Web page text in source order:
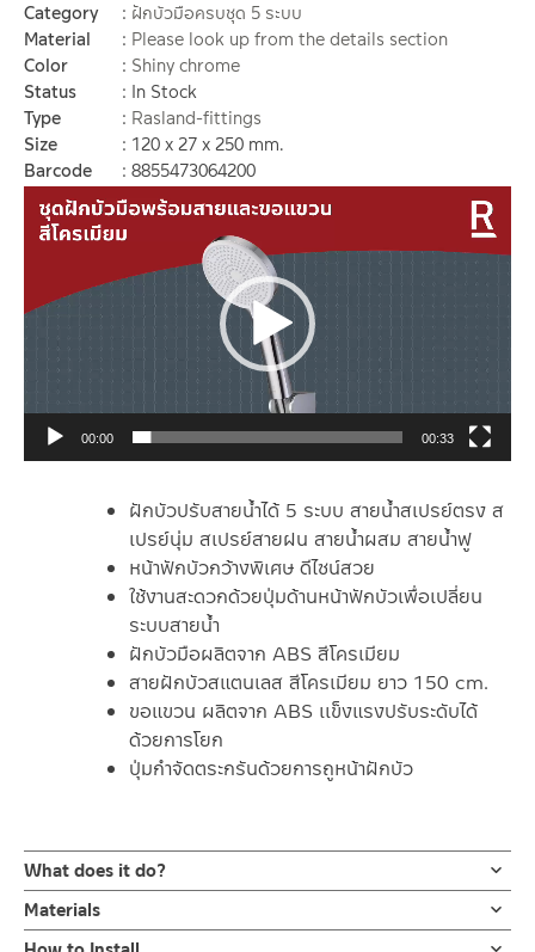
ฝักบัวปรับสายน้ำได้ 5 ระบบ สายน้ำสเปรย์ตรง ส
เปรย์นุ่ม สเปรย์สายฝน สายน้ำผสม สายน้ำฟู
หน้าฟักบัวกว้างพิเศษ ดีไซน์สวย
ใช้งานสะดวกด้วยปุ่มด้านหน้าฟักบัวเพื่อเปลี่ยน
ระบบสายน้ำ
ฝักบัวมือผลิตจาก ABS สีโครเมียม
สายฝักบัวสแตนเลส สีโครเมียม ยาว 150 cm.
ขอแขวน ผลิตจาก ABS เเข็งแรงปรับระดับได้
ด้วยการโยก
ปุ่มกำจัดตระกรันด้วยการถูหน้าฝักบัว
Category
ฝักบัวมือครบชุด 5 ระบบ
Material
Please look up from the details section
Color
Shiny chrome
Status
In Stock
Type
Rasland-fittings
Size
120 x 27 x 250 mm.
Barcode
8855473064200
Video
Player
00:00 00:33
What does it do?
ชุดฝักบัวมือพร้อมสายและขอแขวน โครเมียม
ในชุดมีฝักบัวมือแบบถือ 5 ระบบ สายน้ำสเปรย์ตรง สเปรย์นุ่ม สเปรย์
Materials
หัวฝักบัว ผลิตจาก ABS